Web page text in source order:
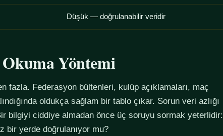
Düşük — doğrulanabilir veridir
Yöntemi
fazla. Federasyon bültenleri, kulüp açıklamaları, maç
oldukça sağlam bir tablo çıkar. Sorun veri azlığı
bilgiyi ciddiye almadan önce üç soruyu sormak yeterlidir:
bir yerde doğrulanıyor mu?